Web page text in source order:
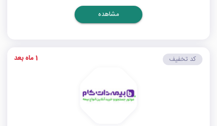
مشاهده
کد تخفیف 1 ماه بعد